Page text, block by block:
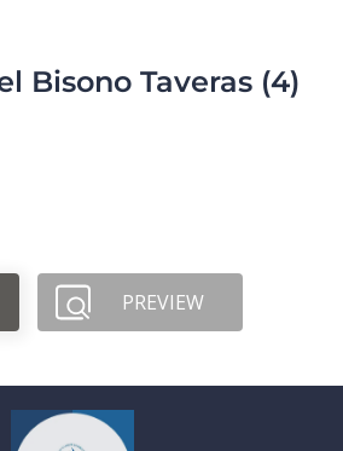
Bisono Taveras (4)
PREVIEW